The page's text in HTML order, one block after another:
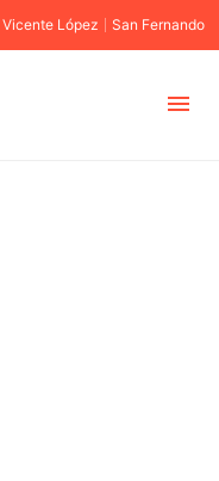
Vicente López San Fernando